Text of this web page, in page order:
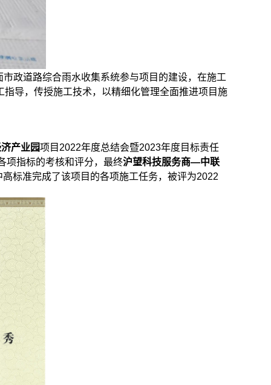
政道路综合雨水收集系统参与项目的建设，在施工
导，传授施工技术，以精细化管理全面推进项目施
产业园项目2022年度总结会暨2023年度目标责任
项指标的考核和评分，最终沪望科技服务商—中联
高标准完成了该项目的各项施工任务，被评为2022